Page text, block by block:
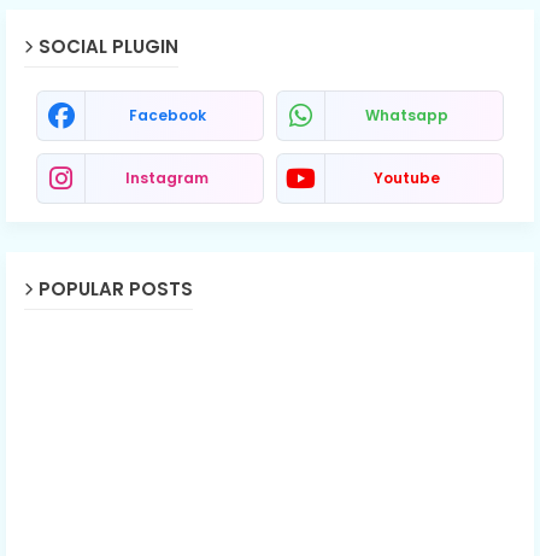
SOCIAL PLUGIN
Facebook Whatsapp
Instagram Youtube
POPULAR POSTS